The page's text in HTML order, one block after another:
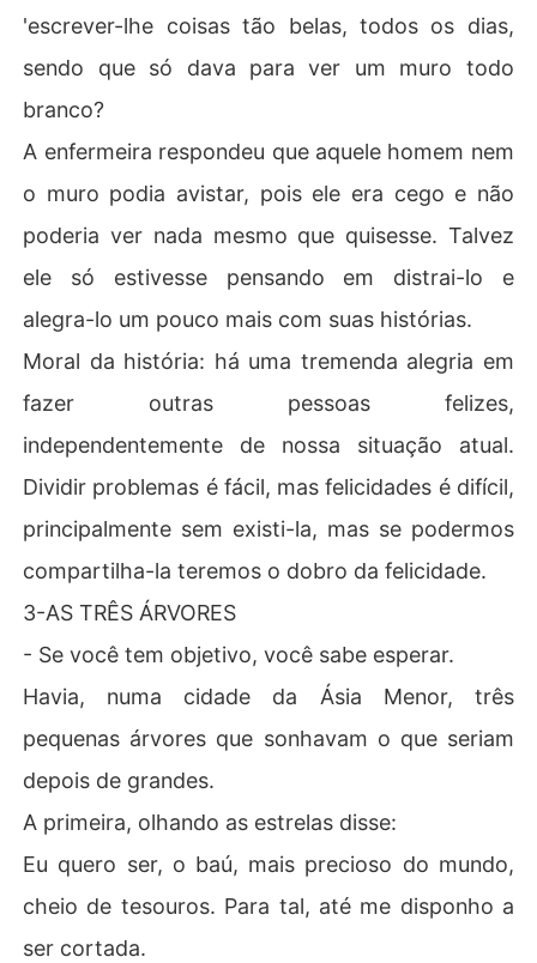
'escrever-lhe coisas tão belas, todos os dias,
sendo que só dava para ver um muro todo
branco?
A enfermeira respondeu que aquele homem nem
o muro podia avistar, pois ele era cego e não
poderia ver nada mesmo que quisesse. Talvez
ele só estivesse pensando em distrai-lo e
alegra-lo um pouco mais com suas histórias.
Moral da história: há uma tremenda alegria em
fazer outras pessoas felizes,
independentemente de nossa situação atual.
Dividir problemas é fácil, mas felicidades é difícil,
principalmente sem existi-la, mas se podermos
compartilha-la teremos o dobro da felicidade.
3-AS TRÊS ÁRVORES
- Se você tem objetivo, você sabe esperar.
Havia, numa cidade da Ásia Menor, três
pequenas árvores que sonhavam o que seriam
depois de grandes.
A primeira, olhando as estrelas disse:
Eu quero ser, o baú, mais precioso do mundo,
cheio de tesouros. Para tal, até me disponho a
ser cortada.